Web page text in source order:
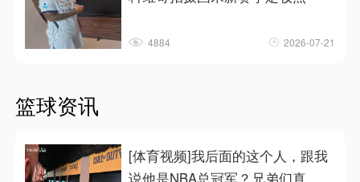
4884 2026-07-21
篮球资讯
[体育视频]我后面的这个人，跟我